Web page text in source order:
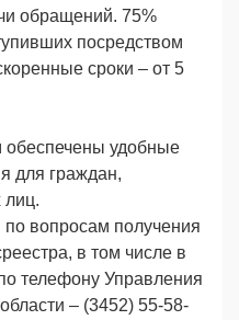
обращений. 75%
посредством
сроки – от 5
обеспечены удобные
для граждан,
лиц.
по вопросам получения
в том числе в
телефону Управления
– (3452) 55-58-